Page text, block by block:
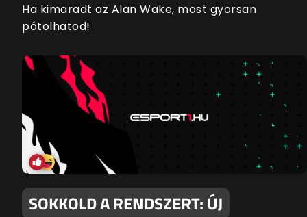
Ha kimaradt az Alan Wake, most gyorsan
pótolhatod!
SOKKOLD A RENDSZERT: ÚJ